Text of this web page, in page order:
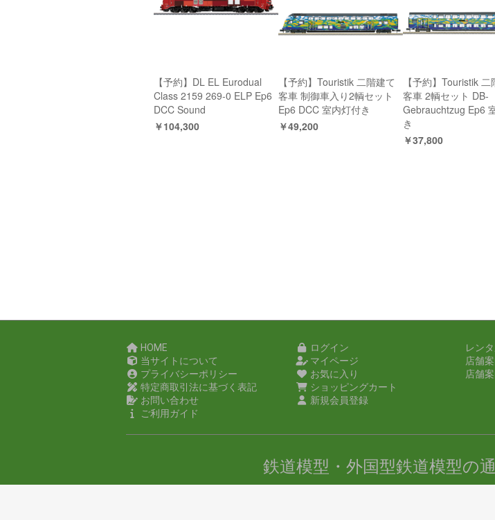
【予約】DL EL Eurodual
Class 2159 269-0 ELP Ep6
DCC Sound
￥104,300
【予約】Touristik 二階建て
客車 制御車入り2輌セット
Ep6 DCC 室内灯付き
￥49,200
【予約】Touristik 二
客車 2輌セット DB-
Gebrauchtzug Ep6
き
￥37,800
HOME
当サイトについて
プライバシーポリシー
特定商取引法に基づく表記
お問い合わせ
ご利用ガイド
ログイン
マイページ
お気に入り
ショッピングカート
新規会員登録
レン
店舗
店舗
鉄道模型・外国型鉄道模型の